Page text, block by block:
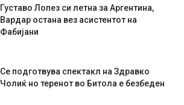
Густаво Лопез си летна за Аргентина,
Вардар остана вез асистентот на
Фабијани
Се подготвува спектакл на Здравко
Чолиќ но теренот во Битола е безбеден